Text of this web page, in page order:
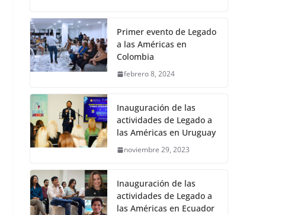
Primer evento de Legado
a las Américas en
Colombia
febrero 8, 2024
Inauguración de las
actividades de Legado a
las Américas en Uruguay
noviembre 29, 2023
Inauguración de las
actividades de Legado a
las Américas en Ecuador